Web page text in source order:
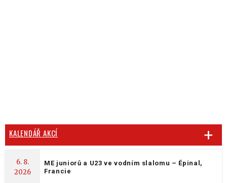
KALENDÁŘ AKCÍ
6. 8.
2026
ME juniorů a U23 ve vodním slalomu – Épinal,
Francie